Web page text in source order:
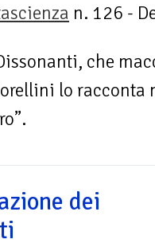
n. 126 -
che
lo racconta
dei